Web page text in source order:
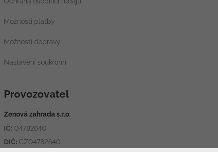
Možnosti platby
Možnosti dopravy
Nastavení soukromí
Provozovatel
Zenová zahrada s.r.o.
IČ: 04782640
DIČ: CZ04782640